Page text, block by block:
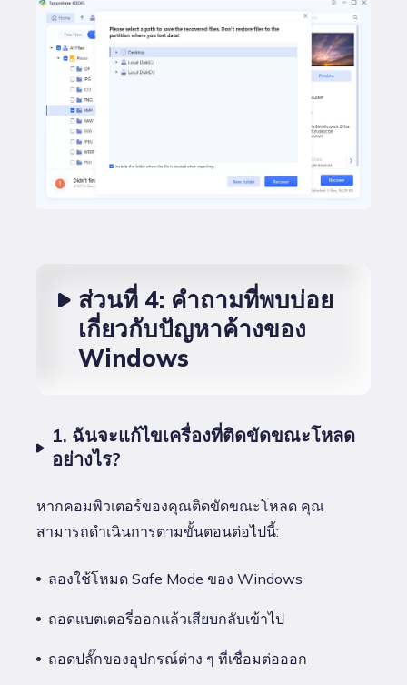
ส่วนที่ 4: คำถามที่พบบ่อย
เกี่ยวกับปัญหาค้างของ
Windows
1. ฉันจะแก้ไขเครื่องที่ติดขัดขณะโหลด
อย่างไร?
หากคอมพิวเตอร์ของคุณติดขัดขณะโหลด คุณ
สามารถดำเนินการตามขั้นตอนต่อไปนี้:
ลองใช้โหมด Safe Mode ของ Windows
ถอดแบตเตอรี่ออกแล้วเสียบกลับเข้าไป
ถอดปลั๊กของอุปกรณ์ต่าง ๆ ที่เชื่อมต่อออก